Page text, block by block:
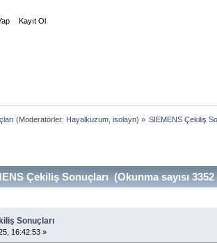
Kayıt Ol
(Moderatörler: Hayalkuzum, isolayn) » SIEMENS Çekiliş
Çekiliş Sonuçları (Okunma sayısı 3352
Sonuçları
16:42:53 »